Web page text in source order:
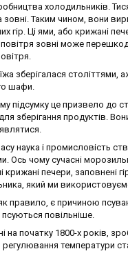
холодильників.
Таким чином, вони
гір. Ці ями, або крижані
зовні може
зберігалася століттями,
шафи.
підсумку це призвело до
зберігання продуктів.
наука і промисловість
Ось чому сучасні
крижані печери, заповнені
який ми
як правило, є причиною
повільніше.
на початку 1800-х років,
температури